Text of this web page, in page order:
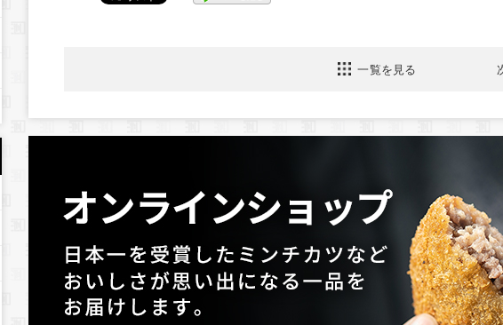
一覧を見る